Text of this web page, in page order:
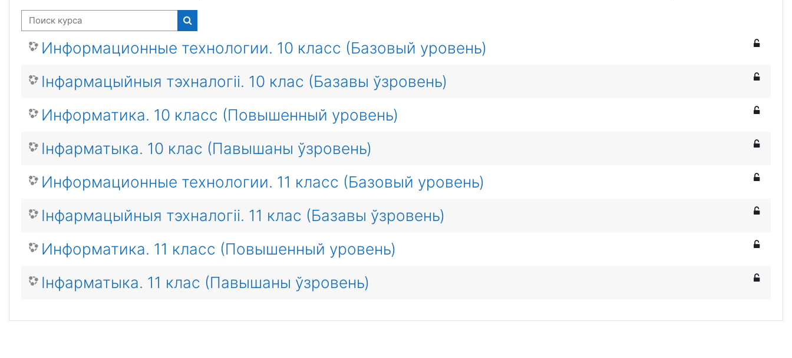
Поиск курса
Поиск курса
Информационные технологии. 10 класс (Базовый уровень)
Інфармацыйныя тэхналогіі. 10 клас (Базавы ўзровень)
Информатика. 10 класс (Повышенный уровень)
Інфарматыка. 10 клас (Павышаны ўзровень)
Информационные технологии. 11 класс (Базовый уровень)
Інфармацыйныя тэхналогіі. 11 клас (Базавы ўзровень)
Информатика. 11 класс (Повышенный уровень)
Інфарматыка. 11 клас (Павышаны ўзровень)